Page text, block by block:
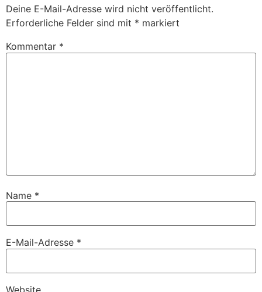
Deine E-Mail-Adresse wird nicht veröffentlicht.
Erforderliche Felder sind mit * markiert
Kommentar *
Name *
E-Mail-Adresse *
Website